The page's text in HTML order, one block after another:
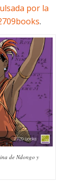
por la
.
de Ndongo y